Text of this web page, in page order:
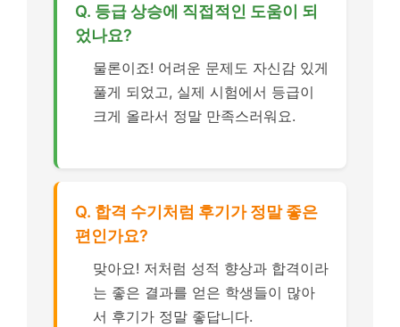
Q. 등급 상승에 직접적인 도움이 되
었나요?
물론이죠! 어려운 문제도 자신감 있게
풀게 되었고, 실제 시험에서 등급이
크게 올라서 정말 만족스러워요.
Q. 합격 수기처럼 후기가 정말 좋은
편인가요?
맞아요! 저처럼 성적 향상과 합격이라
는 좋은 결과를 얻은 학생들이 많아
서 후기가 정말 좋답니다.